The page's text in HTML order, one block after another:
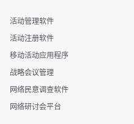
活动管理软件
活动注册软件
移动活动应用程序
战略会议管理
网络民意调查软件
网络研讨会平台